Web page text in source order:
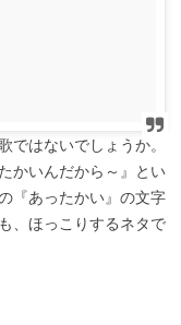
ではないでしょうか。
かいんだから～』とい
『あったかい』の文字
、ほっこりするネタで